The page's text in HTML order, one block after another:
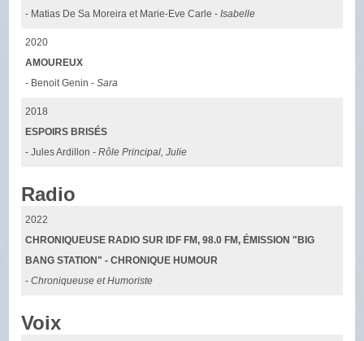
- Matias De Sa Moreira et Marie-Eve Carle -Isabelle
2020
AMOUREUX
- Benoit Genin -Sara
2018
ESPOIRS BRISÉS
- Jules Ardillon -Rôle Principal, Julie
Radio
2022
CHRONIQUEUSE RADIO SUR IDF FM, 98.0 FM, ÉMISSION "BIG
BANG STATION" - CHRONIQUE HUMOUR
-Chroniqueuse et Humoriste
Voix